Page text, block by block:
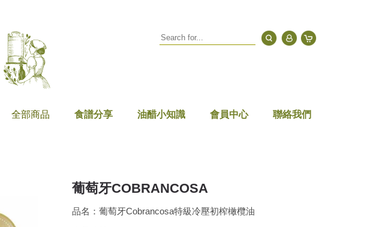
全部商品 食譜分享 油醋小知識 會員中心 聯絡我們
葡萄牙COBRANCOSA
品名：葡萄牙Cobrancosa特級冷壓初榨橄欖油